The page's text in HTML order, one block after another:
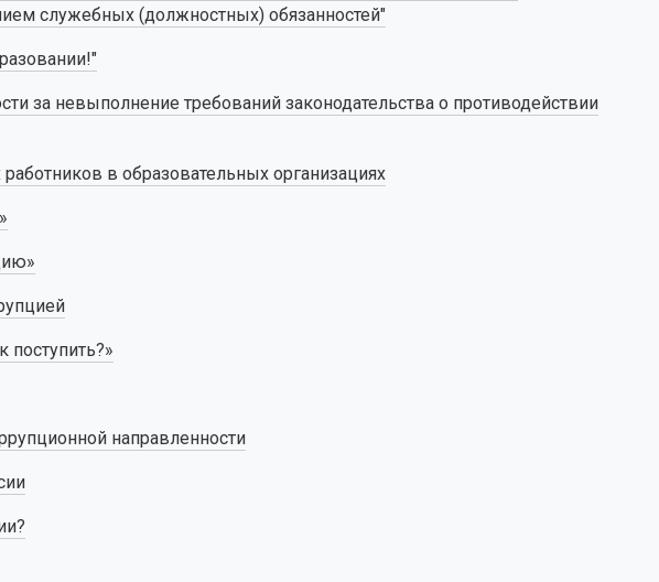
служебных (должностных) обязанностей"
за невыполнение требований законодательства о противодействии
в образовательных организациях
поступить?»
направленности